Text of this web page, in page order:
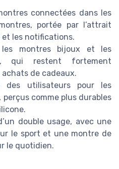
connectées dans les
portée par l’attrait
et les notifications.
montres bijoux et les
qui restent fortement
de cadeaux.
des utilisateurs pour les
comme plus durables
double usage, avec une
le sport et une montre de
le quotidien.